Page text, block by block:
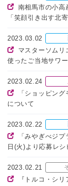
南相馬市の小
「笑顔引き出す北
2023.03.02
マスターソムリ
使ったご当地サワ
2023.02.24
「ショッピン
について
2023.02.22
「みやぎべジ
日(火)より応募レ
2023.02.21
『トルコ・シ